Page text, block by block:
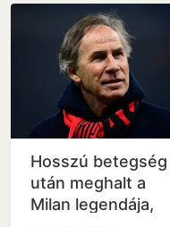
Hosszú betegség
után meghalt a
Milan legendája,